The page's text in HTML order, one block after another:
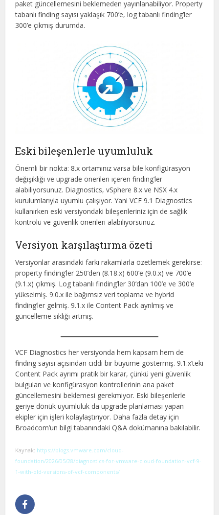
paket güncellemesini beklemeden yayınlanabiliyor. Property
tabanlı finding sayısı yaklaşık 700’e, log tabanlı finding’ler
300’e çıkmış durumda.
Eski bileşenlerle uyumluluk
Önemli bir nokta: 8.x ortamınız varsa bile konfigürasyon
değişikliği ve upgrade önerileri içeren finding’ler
alabiliyorsunuz. Diagnostics, vSphere 8.x ve NSX 4.x
kurulumlarıyla uyumlu çalışıyor. Yani VCF 9.1 Diagnostics
kullanırken eski versiyondaki bileşenleriniz için de sağlık
kontrolü ve güvenlik önerileri alabiliyorsunuz.
Versiyon karşılaştırma özeti
Versiyonlar arasındaki farkı rakamlarla özetlemek gerekirse:
property finding’ler 250’den (8.18.x) 600’e (9.0.x) ve 700’e
(9.1.x) çıkmış. Log tabanlı finding’ler 30’dan 100’e ve 300’e
yükselmiş. 9.0.x ile bağımsız veri toplama ve hybrid
finding’ler gelmiş. 9.1.x ile Content Pack ayrılmış ve
güncelleme sıklığı artmış.
VCF Diagnostics her versiyonda hem kapsam hem de
finding sayısı açısından ciddi bir büyüme göstermiş. 9.1.x’teki
Content Pack ayrımı pratik bir karar, çünkü yeni güvenlik
bulguları ve konfigürasyon kontrollerinin ana paket
güncellemesini beklemesi gerekmiyor. Eski bileşenlerle
geriye dönük uyumluluk da upgrade planlaması yapan
ekipler için işleri kolaylaştırıyor. Daha fazla detay için
Broadcom’un bilgi tabanındaki Q&A dokümanına bakılabilir.
Kaynak: https://blogs.vmware.com/cloud-
foundation/2026/05/28/diagnostics-for-vmware-cloud-foundation-vcf-9-
1-with-old-versions-of-vcf-components/